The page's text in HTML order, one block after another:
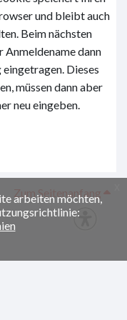
arbeiten möchten,
und bleibt auch
Beim nächsten
Anmeldename dann
Dieses
müssen dann aber
neu eingeben.
Zum Seitenanfang